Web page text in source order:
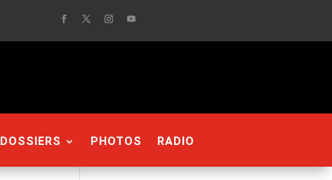
DOSSIERS PHOTOS RADIO